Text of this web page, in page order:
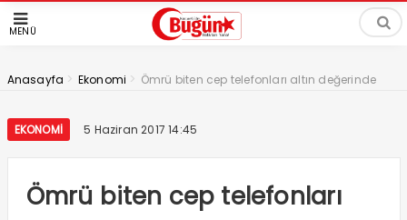
MENÜ
Anasayfa > Ekonomi > Ömrü biten cep telefonları altın değerinde
EKONOMI 5 Haziran 2017 14:45
Ömrü biten cep telefonları